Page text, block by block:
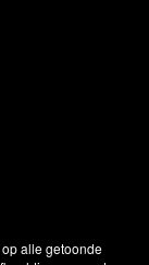
alle getoonde